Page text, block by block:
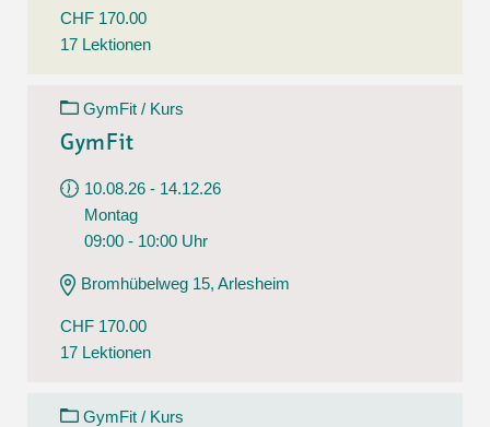
CHF 170.00
17 Lektionen
GymFit / Kurs
GymFit
10.08.26 - 14.12.26
Montag
09:00 - 10:00 Uhr
Bromhübelweg 15, Arlesheim
CHF 170.00
17 Lektionen
GymFit / Kurs